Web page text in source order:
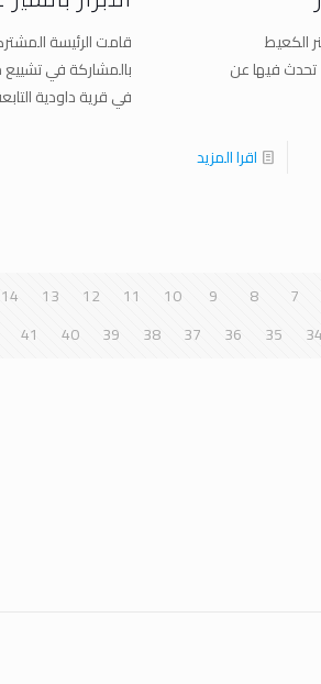
الكعيط
تحدث فيها عن
اقرا المزيد
قامت الرئيسة
بالمشاركة في
في قرية داودية
7
8
9
10
11
12
13
14
34
35
36
37
38
39
40
41